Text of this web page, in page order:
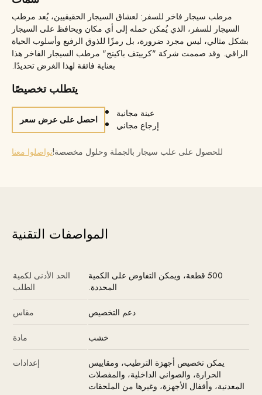
مرطب سيجار فاخر للسفر: لعشاق السيجار الحقيقيين، يُعد مرطب
السيجار للسفر، الذي يُمكن حمله إلى أي مكان ويحافظ على السيجار
بشكل مثالي، ليس مجرد ضرورة، بل رمزًا للذوق الرفيع وأسلوب الحياة
الراقي. وقد صممت شركة "كرييتف باكينج" مرطب السيجار الفاخر هذا
بعناية فائقة لهذا الغرض تحديدًا.
يتطلب تخصيصًا
احصل على عرض سعر
عينة مجانية
إرجاع مجاني
تواصلوا معناللحصول على علب سيجار بالجملة وحلول مخصصة!
المواصفات التقنية
الحد الأدنى لكمية
الطلب
500 قطعة، ويمكن التفاوض على الكمية
المحددة.
مقاس دعم التخصيص
مادة خشب
إعدادات
يمكن تخصيص أجهزة الترطيب، ومقاييس
الحرارة، والصواني الداخلية، والمفصلات
المعدنية، وأقفال الأجهزة، وغيرها من الملحقات